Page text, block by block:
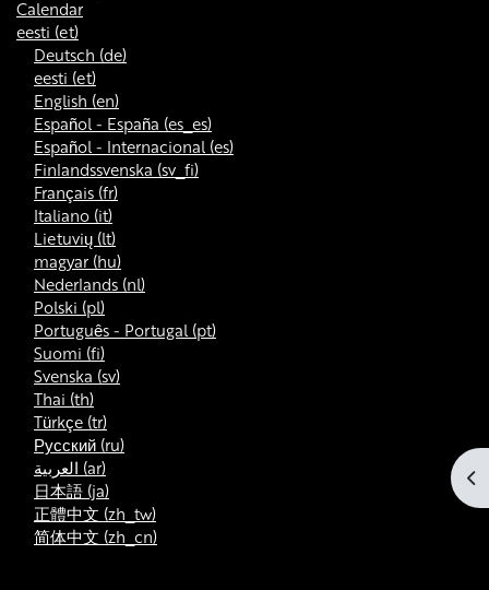
Calendar
eesti ‎(et)‎
Deutsch ‎(de)‎
eesti ‎(et)‎
English ‎(en)‎
Español - España ‎(es_es)‎
Español - Internacional ‎(es)‎
Finlandssvenska ‎(sv_fi)‎
Français ‎(fr)‎
Italiano ‎(it)‎
Lietuvių ‎(lt)‎
magyar ‎(hu)‎
Nederlands ‎(nl)‎
Polski ‎(pl)‎
Português - Portugal ‎(pt)‎
Suomi ‎(fi)‎
Svenska ‎(sv)‎
Thai ‎(th)‎
Türkçe ‎(tr)‎
Русский ‎(ru)‎
العربية ‎(ar)‎
日本語 ‎(ja)‎
正體中文 ‎(zh_tw)‎
简体中文 ‎(zh_cn)‎